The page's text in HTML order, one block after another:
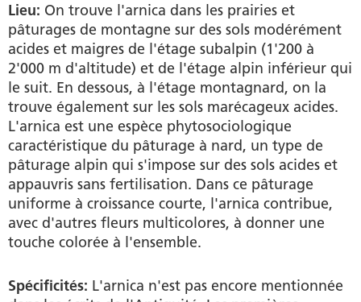
Lieu: On trouve l'arnica dans les prairies et
pâturages de montagne sur des sols modérément
acides et maigres de l'étage subalpin (1'200 à
2'000 m d'altitude) et de l'étage alpin inférieur qui
le suit. En dessous, à l'étage montagnard, on la
trouve également sur les sols marécageux acides.
L'arnica est une espèce phytosociologique
caractéristique du pâturage à nard, un type de
pâturage alpin qui s'impose sur des sols acides et
appauvris sans fertilisation. Dans ce pâturage
uniforme à croissance courte, l'arnica contribue,
avec d'autres fleurs multicolores, à donner une
touche colorée à l'ensemble.
Spécificités: L'arnica n'est pas encore mentionnée